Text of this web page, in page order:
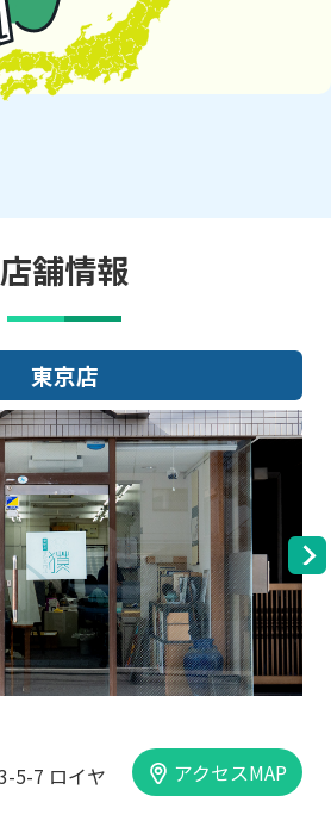
店舗情報
アクセスMAP
大阪市中央
手前ビル103